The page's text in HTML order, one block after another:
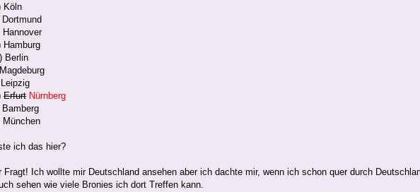
Köln
Hamburg
Berlin
Erfurt Nürnberg
München
ich das hier?
Fragt! Ich wollte mir Deutschland ansehen aber ich dachte mir, wenn ich schon quer durch
sehen wie viele Bronies ich dort Treffen kann.